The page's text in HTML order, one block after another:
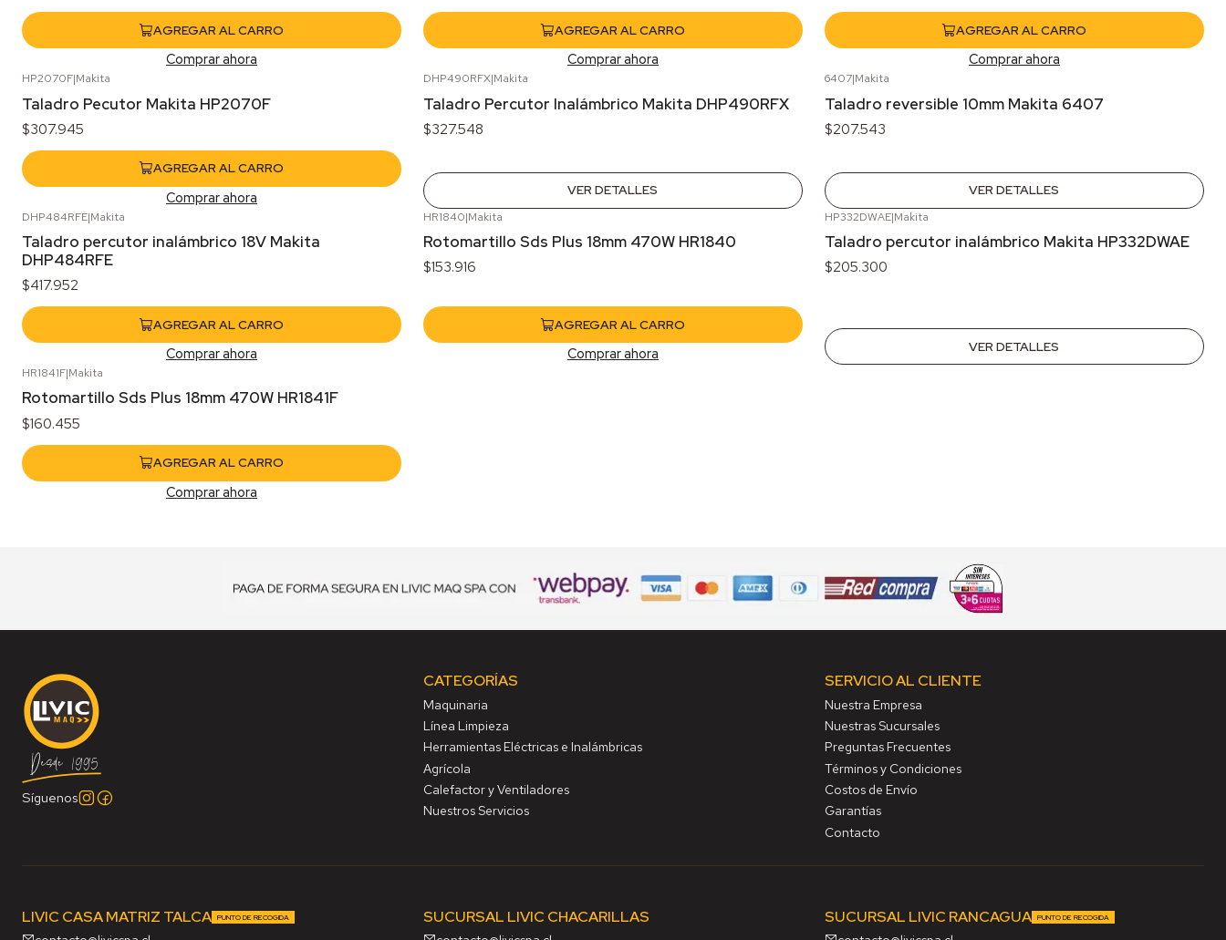
AGREGAR AL CARRO
Comprar ahora
AGREGAR AL CARRO
Comprar ahora
AGREGAR AL CARRO
Comprar ahora
HP2070F|Makita
Taladro Pecutor Makita HP2070F
$307.945
AGREGAR AL CARRO
Comprar ahora
DHP490RFX|Makita
Taladro Percutor Inalámbrico Makita DHP490RFX
$327.548
VER DETALLES
6407|Makita
Taladro reversible 10mm Makita 6407
$207.543
VER DETALLES
DHP484RFE|Makita
Taladro percutor inalámbrico 18V Makita
DHP484RFE
$417.952
AGREGAR AL CARRO
Comprar ahora
HR1840|Makita
Rotomartillo Sds Plus 18mm 470W HR1840
$153.916
AGREGAR AL CARRO
Comprar ahora
HP332DWAE|Makita
Taladro percutor inalámbrico Makita HP332DWAE
$205.300
VER DETALLES
HR1841F|Makita
Rotomartillo Sds Plus 18mm 470W HR1841F
$160.455
AGREGAR AL CARRO
Comprar ahora
Síguenos
CATEGORÍAS
Maquinaria
Línea Limpieza
Herramientas Eléctricas e Inalámbricas
Agrícola
Calefactor y Ventiladores
Nuestros Servicios
SERVICIO AL CLIENTE
Nuestra Empresa
Nuestras Sucursales
Preguntas Frecuentes
Términos y Condiciones
Costos de Envío
Garantías
Contacto
LIVIC CASA MATRIZ TALCA PUNTO DE RECOGIDA SUCURSAL LIVIC CHACARILLAS SUCURSAL LIVIC RANCAGUA PUNTO DE RECOGIDA